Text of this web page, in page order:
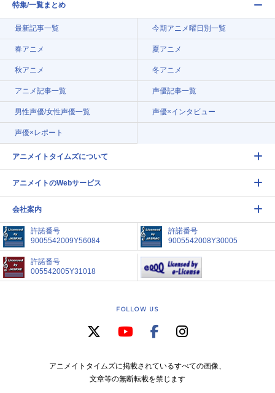
特集/一覧まとめ
最新記事一覧 今期アニメ曜日別一覧
春アニメ 夏アニメ
秋アニメ 冬アニメ
アニメ記事一覧 声優記事一覧
男性声優/女性声優一覧 声優×インタビュー
声優×レポート
アニメイトタイムズについて
アニメイトのWebサービス
会社案内
許諾番号
9005542009Y56084
許諾番号
9005542008Y30005
許諾番号
005542005Y31018
FOLLOW US
アニメイトタイムズに掲載されているすべての画像、
文章等の無断転載を禁じます